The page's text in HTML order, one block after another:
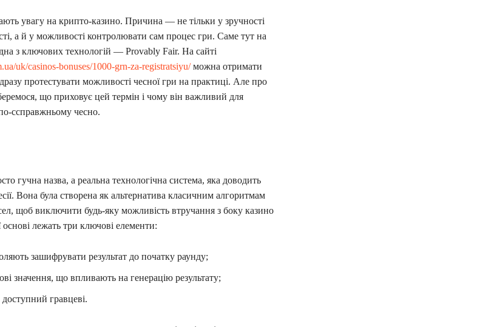
увагу на крипто-казино. Причина — не тільки у зручності
а й у можливості контролювати сам процес гри. Саме тут на
з ключових технологій — Provably Fair. На сайті
uk/casinos-bonuses/1000-grn-za-registratsiyu/можна отримати
протестувати можливості чесної гри на практиці. Але про
що приховує цей термін і чому він важливий для
ссправжньому чесно.
гучна назва, а реальна технологічна система, яка доводить
Вона була створена як альтернатива класичним алгоритмам
щоб виключити будь-яку можливість втручання з боку казино
основі лежать три ключові елементи:
зашифрувати результат до початку раунду;
значення, що впливають на генерацію результату;
гравцеві.